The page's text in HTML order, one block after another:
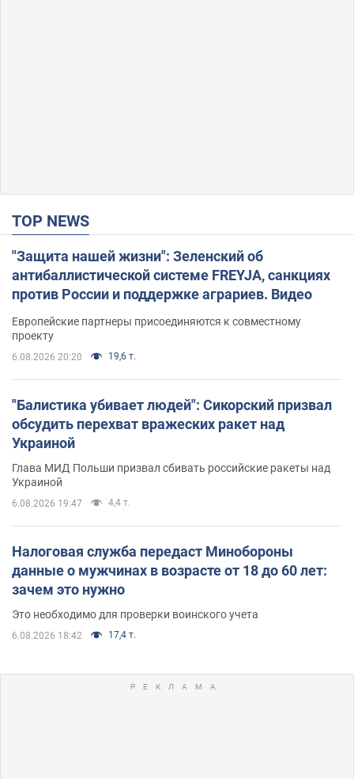
TOP NEWS
"Защита нашей жизни": Зеленский об
антибаллистической системе FREYJA, санкциях
против России и поддержке аграриев. Видео
Европейские партнеры присоединяются к совместному
проекту
6.08.2026 20:20 19,6 т.
"Балистика убивает людей": Сикорский призвал
обсудить перехват вражеских ракет над
Украиной
Глава МИД Польши призвал сбивать российские ракеты над
Украиной
6.08.2026 19:47 4,4 т.
Налоговая служба передаст Минобороны
данные о мужчинах в возрасте от 18 до 60 лет:
зачем это нужно
Это необходимо для проверки воинского учета
6.08.2026 18:42 17,4 т.